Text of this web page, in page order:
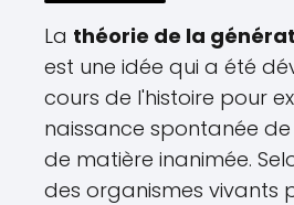
La théorie de la
est une idée qui a été
cours de l'histoire pour
naissance spontanée
de matière inanimée.
des organismes vivants